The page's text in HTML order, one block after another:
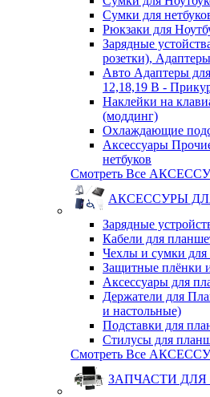
Сумки для
Рюкзаки для
Зарядные
розетки),
Авто Адаптеры
12,18,19 В -
Наклейки на
(моддинг)
Охлаждающие
Аксессуары
нетбуков
Смотреть Все
АКСЕССУРЫ
Зарядные
Кабели для
Чехлы и сумки для
Защитные плёнки
Аксессуары для
Держатели для
и настольные)
Подставки для
Стилусы для
Смотреть Все
ЗАПЧАСТИ